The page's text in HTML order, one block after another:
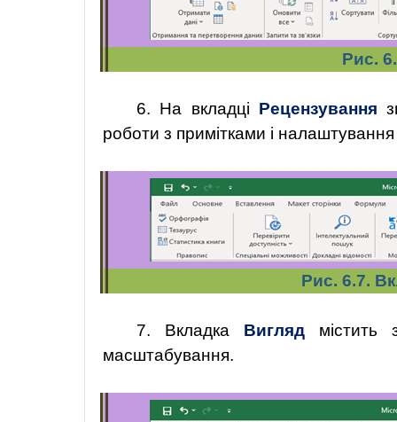
Рис.
6. На вкладці Рецензування
роботи з примітками і налаштування
Рис. 6.7.
7. Вкладка Вигляд
містить
масштабування.